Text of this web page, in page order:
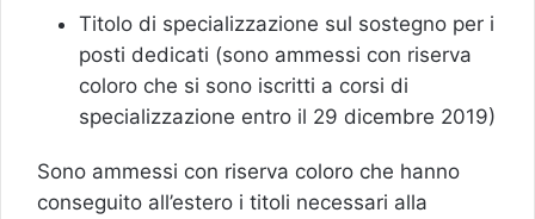
Titolo di specializzazione sul sostegno per i
posti dedicati (sono ammessi con riserva
coloro che si sono iscritti a corsi di
specializzazione entro il 29 dicembre 2019)
Sono ammessi con riserva coloro che hanno
conseguito all’estero i titoli necessari alla